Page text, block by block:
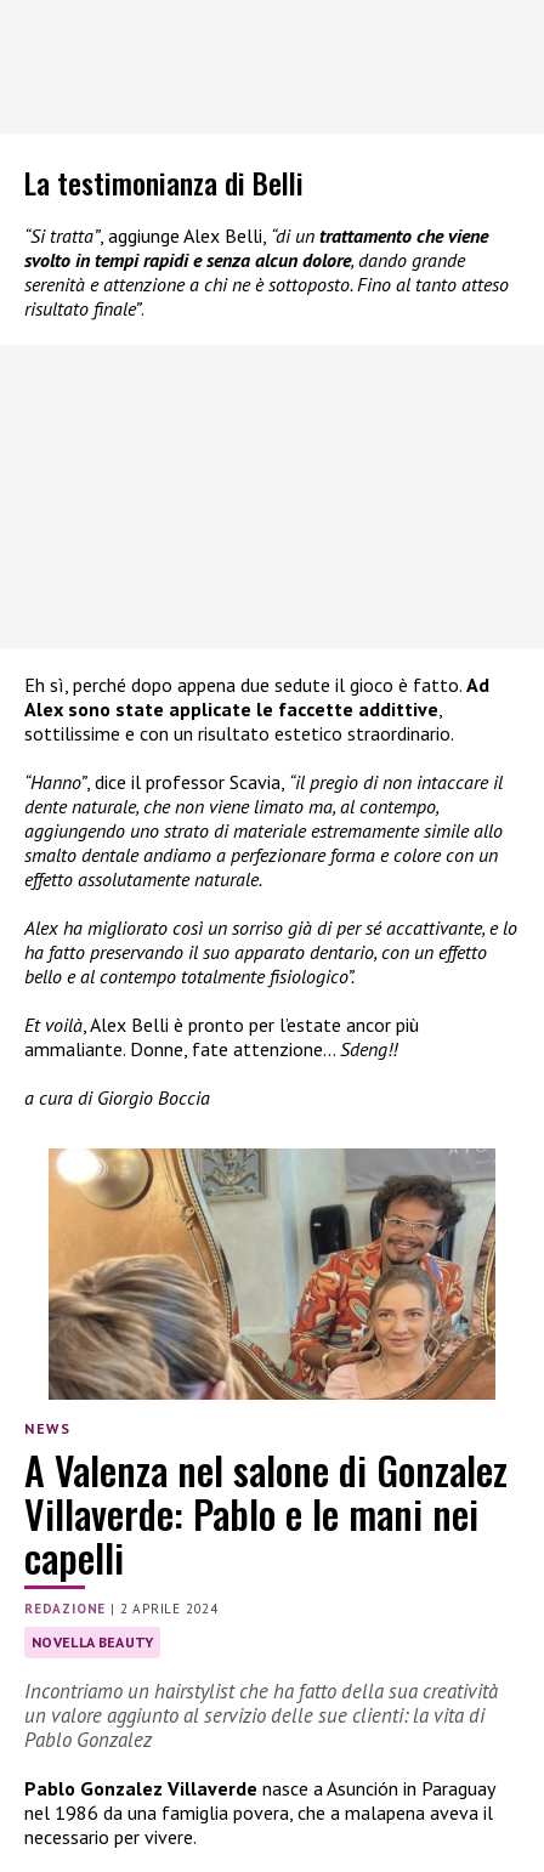
La testimonianza di Belli
“Si tratta”, aggiunge Alex Belli, “di un trattamento che viene
svolto in tempi rapidi e senza alcun dolore, dando grande
serenità e attenzione a chi ne è sottoposto. Fino al tanto atteso
risultato finale”.
Eh sì, perché dopo appena due sedute il gioco è fatto. Ad
Alex sono state applicate le faccette addittive,
sottilissime e con un risultato estetico straordinario.
“Hanno”, dice il professor Scavia, “il pregio di non intaccare il
dente naturale, che non viene limato ma, al contempo,
aggiungendo uno strato di materiale estremamente simile allo
smalto dentale andiamo a perfezionare forma e colore con un
effetto assolutamente naturale.
Alex ha migliorato così un sorriso già di per sé accattivante, e lo
ha fatto preservando il suo apparato dentario, con un effetto
bello e al contempo totalmente fisiologico”.
Et voilà, Alex Belli è pronto per l’estate ancor più
ammaliante. Donne, fate attenzione… Sdeng!!
a cura di Giorgio Boccia
NEWS
A Valenza nel salone di Gonzalez
Villaverde: Pablo e le mani nei
capelli
REDAZIONE | 2 APRILE 2024
NOVELLA BEAUTY
Incontriamo un hairstylist che ha fatto della sua creatività
un valore aggiunto al servizio delle sue clienti: la vita di
Pablo Gonzalez
Pablo Gonzalez Villaverde nasce a Asunción in Paraguay
nel 1986 da una famiglia povera, che a malapena aveva il
necessario per vivere.